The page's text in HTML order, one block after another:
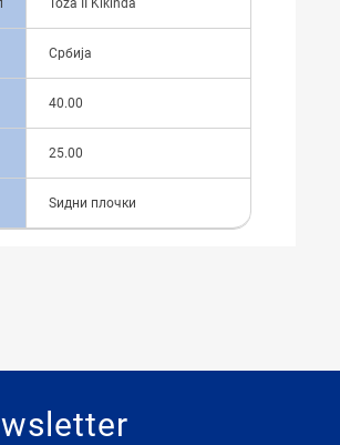
Toza II Kikinda
Србија
40.00
25.00
Ѕидни плочки